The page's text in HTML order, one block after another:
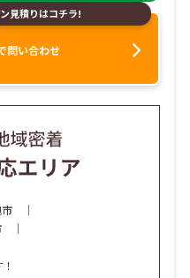
見積りはコチラ!
問い合わせ
市 ｜
｜